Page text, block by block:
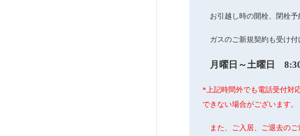
お引越し時の開栓、閉栓予
ガスのご新規契約も受け付
月曜日～土曜日
*上記時間外でも電話受付対
できない場合がございます。
また、ご入居、ご退去の